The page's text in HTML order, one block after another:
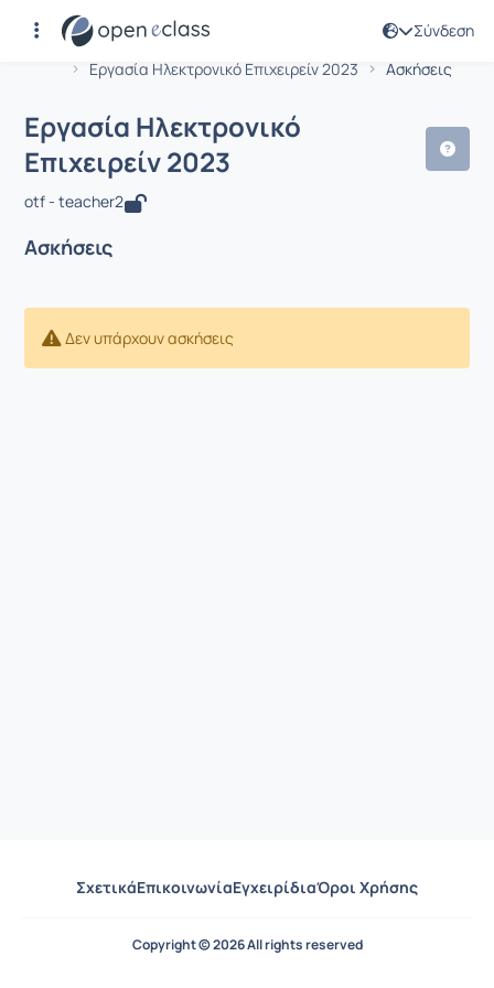
Σύνδεση
Αρχική Σελίδα
Εργασία Ηλεκτρονικό Επιχειρείν 2023
Ασκήσεις
Μάθημα : Εργασία Ηλεκτρονικό
Εργασία Ηλεκτρονικό
Επιχειρείν 2023
otf - teacher2
Ασκήσεις
Δεν υπάρχουν ασκήσεις
ΣχετικάΕπικοινωνίαΕγχειρίδιαΌροι Χρήσης
Copyright © 2026 All rights reserved